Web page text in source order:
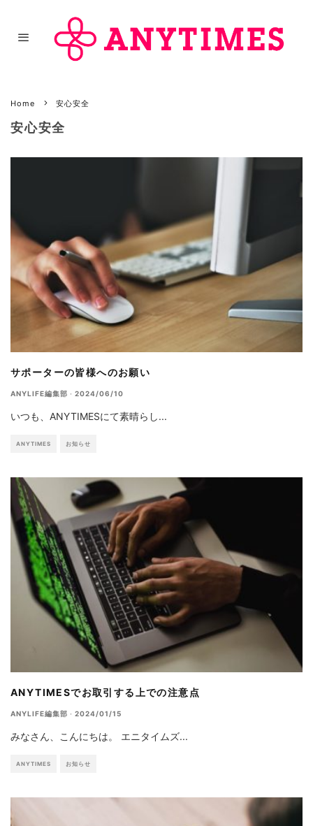
Home 安心安全
安心安全
サポーターの皆様へのお願い
ANYLIFE編集部 · 2024/06/10
いつも、ANYTIMESにて素晴らし...
ANYTIMES お知らせ
ANYTIMESでお取引する上での注意点
ANYLIFE編集部 · 2024/01/15
みなさん、こんにちは。 エニタイムズ...
ANYTIMES お知らせ